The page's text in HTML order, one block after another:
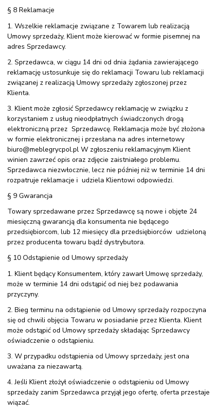
§ 8 Reklamacje
1. Wszelkie reklamacje związane z Towarem lub realizacją
Umowy sprzedaży, Klient może kierować w formie pisemnej na
adres Sprzedawcy.
2. Sprzedawca, w ciągu 14 dni od dnia żądania zawierającego
reklamację ustosunkuje się do reklamacji Towaru lub reklamacji
związanej z realizacją Umowy sprzedaży zgłoszonej przez
Klienta.
3. Klient może zgłosić Sprzedawcy reklamację w związku z
korzystaniem z usług nieodpłatnych świadczonych drogą
elektroniczną przez Sprzedawcę. Reklamacja może być złożona
w formie elektronicznej i przesłana na adres internetowy
biuro@meblegrycpol.pl W zgłoszeniu reklamacyjnym Klient
winien zawrzeć opis oraz zdjęcie zaistniałego problemu.
Sprzedawca niezwłocznie, lecz nie później niż w terminie 14 dni
rozpatruje reklamacje i udziela Klientowi odpowiedzi.
§ 9 Gwarancja
Towary sprzedawane przez Sprzedawcę są nowe i objęte 24
miesięczną gwarancją dla konsumenta nie będącego
przedsiębiorcom, lub 12 miesięcy dla przedsiębiorców udzieloną
przez producenta towaru bądź dystrybutora.
§ 10 Odstąpienie od Umowy sprzedaży
1. Klient będący Konsumentem, który zawarł Umowę sprzedaży,
może w terminie 14 dni odstąpić od niej bez podawania
przyczyny.
2. Bieg terminu na odstąpienie od Umowy sprzedaży rozpoczyna
się od chwili objęcia Towaru w posiadanie przez Klienta. Klient
może odstąpić od Umowy sprzedaży składając Sprzedawcy
oświadczenie o odstąpieniu.
3. W przypadku odstąpienia od Umowy sprzedaży, jest ona
uważana za niezawartą.
4. Jeśli Klient złożył oświadczenie o odstąpieniu od Umowy
sprzedaży zanim Sprzedawca przyjął jego ofertę, oferta przestaje
wiązać.